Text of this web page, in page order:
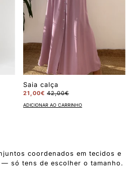
Saia calça
21,00€ 42,00€
ADICIONAR AO CARRINHO
coordenados em tecidos e
— só tens de escolher o tamanho.